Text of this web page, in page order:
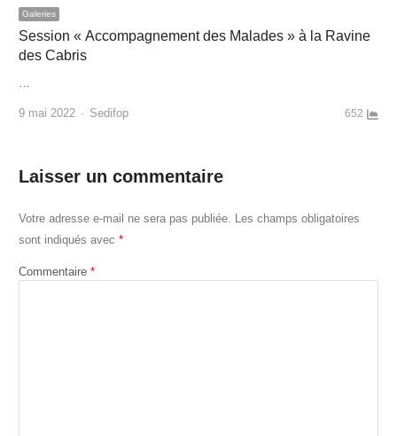
Galeries
Session « Accompagnement des Malades » à la Ravine
des Cabris
…
9 mai 2022 Author
Sedifop 652
Laisser un commentaire
Votre adresse e-mail ne sera pas publiée.
Les champs obligatoires
sont indiqués avec *
Commentaire *